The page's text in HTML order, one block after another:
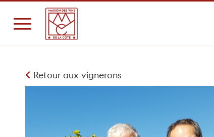
Retour aux vignerons